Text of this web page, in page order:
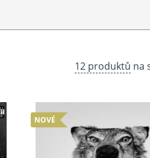
12 produktů na
NOVÉ